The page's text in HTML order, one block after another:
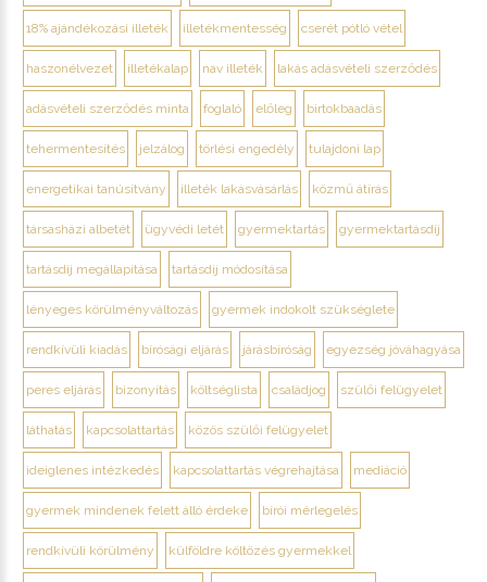
18% ajándékozási illeték illetékmentesség cserét pótló vétel
haszonélvezet illetékalap nav illeték lakás adásvételi szerződés
adásvételi szerződés minta foglaló előleg birtokbaadás
tehermentesítés jelzálog törlési engedély tulajdoni lap
energetikai tanúsítvány illeték lakásvásárlás közmű átírás
társasházi albetét ügyvédi letét gyermektartás gyermektartásdíj
tartásdíj megállapítása tartásdíj módosítása
lényeges körülményváltozás gyermek indokolt szükséglete
rendkívüli kiadás bírósági eljárás járásbíróság egyezség jóváhagyása
peres eljárás bizonyítás költséglista családjog szülői felügyelet
láthatás kapcsolattartás közös szülői felügyelet
ideiglenes intézkedés kapcsolattartás végrehajtása mediáció
gyermek mindenek felett álló érdeke bírói mérlegelés
rendkívüli körülmény külföldre költözés gyermekkel